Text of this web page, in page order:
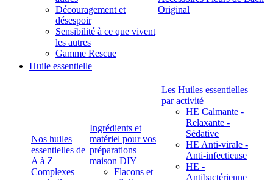
Découragement et
désespoir
Sensibilité à ce que vivent
les autres
Gamme Rescue
Original
Huile essentielle
Nos huiles
essentielles de
A à Z
Complexes
Ingrédients et
matériel pour vos
préparations
maison DIY
Flacons et
Les Huiles essentielles
par activité
HE Calmante -
Relaxante -
Sédative
HE Anti-virale -
Anti-infectieuse
HE -
Antibactérienne